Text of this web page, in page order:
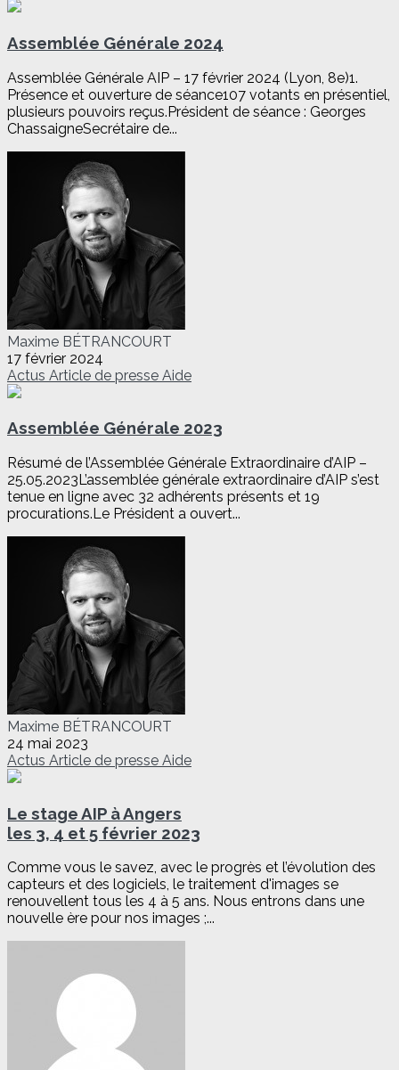
Assemblée Générale 2024
Assemblée Générale AIP – 17 février 2024 (Lyon, 8e)1.
Présence et ouverture de séance107 votants en présentiel,
plusieurs pouvoirs reçus.Président de séance : Georges
ChassaigneSecrétaire de...
Maxime BÉTRANCOURT
17 février 2024
Actus Article de presse Aide
Assemblée Générale 2023
Résumé de l’Assemblée Générale Extraordinaire d’AIP –
25.05.2023L’assemblée générale extraordinaire d’AIP s’est
tenue en ligne avec 32 adhérents présents et 19
procurations.Le Président a ouvert...
Maxime BÉTRANCOURT
24 mai 2023
Actus Article de presse Aide
Le stage AIP à Angers
les 3, 4 et 5 février 2023
Comme vous le savez, avec le progrès et l’évolution des
capteurs et des logiciels, le traitement d'images se
renouvellent tous les 4 à 5 ans. Nous entrons dans une
nouvelle ère pour nos images ;...